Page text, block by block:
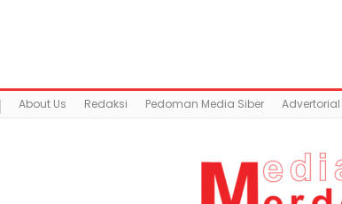
About Us Redaksi Pedoman Media Siber Advertorial